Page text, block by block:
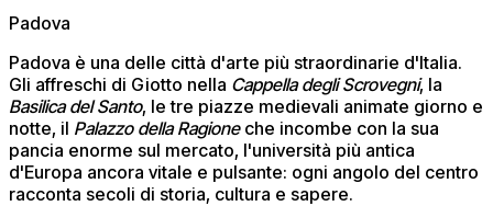
Padova
Padova è una delle città d'arte più straordinarie d'Italia.
Gli affreschi di Giotto nella Cappella degli Scrovegni, la
Basilica del Santo, le tre piazze medievali animate giorno e
notte, il Palazzo della Ragioneche incombe con la sua
pancia enorme sul mercato, l'università più antica
d'Europa ancora vitale e pulsante: ogni angolo del centro
racconta secoli di storia, cultura e sapere.